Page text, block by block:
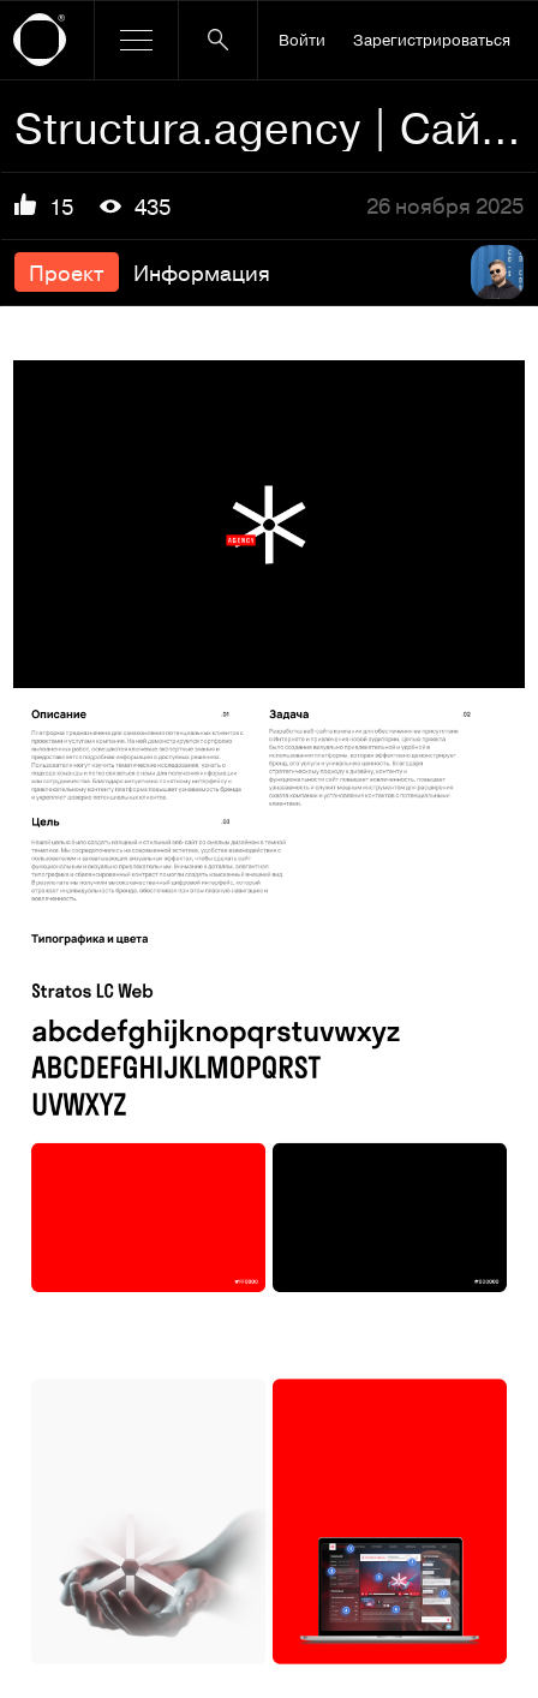
Войти Зарегистрироваться
Structura.agency | Сайт компании
15 435 26 ноября 2025
Проект Информация